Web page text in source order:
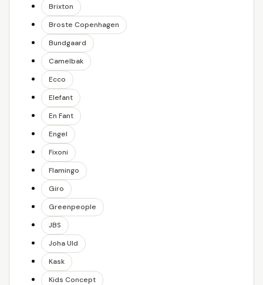
Brixton
Broste Copenhagen
Bundgaard
Camelbak
Ecco
Elefant
En Fant
Engel
Fixoni
Flamingo
Giro
Greenpeople
JBS
Joha Uld
Kask
Kids Concept